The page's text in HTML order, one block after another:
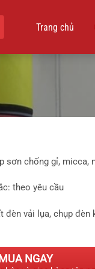
Trang chủ
sơn chống gỉ, micca,
theo yêu cầu
đèn vải lụa, chụp
MUA NGAY